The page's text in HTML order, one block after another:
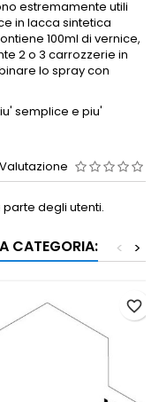
estremamente utili
in lacca sintetica
100ml di vernice,
2 o 3 carrozzerie in
lo spray con
semplice e piu'
Valutazione
degli utenti.
CATEGORIA: >
<
favorite_border